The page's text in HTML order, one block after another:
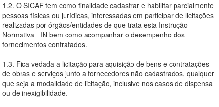
1.2. O SICAF tem como finalidade cadastrar e habilitar parcialmente
pessoas físicas ou jurídicas, interessadas em participar de licitações
realizadas por órgãos/entidades de que trata esta Instrução
Normativa - IN bem como acompanhar o desempenho dos
fornecimentos contratados.
1.3. Fica vedada a licitação para aquisição de bens e contratações
de obras e serviços junto a fornecedores não cadastrados, qualquer
que seja a modalidade de licitação, inclusive nos casos de dispensa
ou de inexigibilidade.